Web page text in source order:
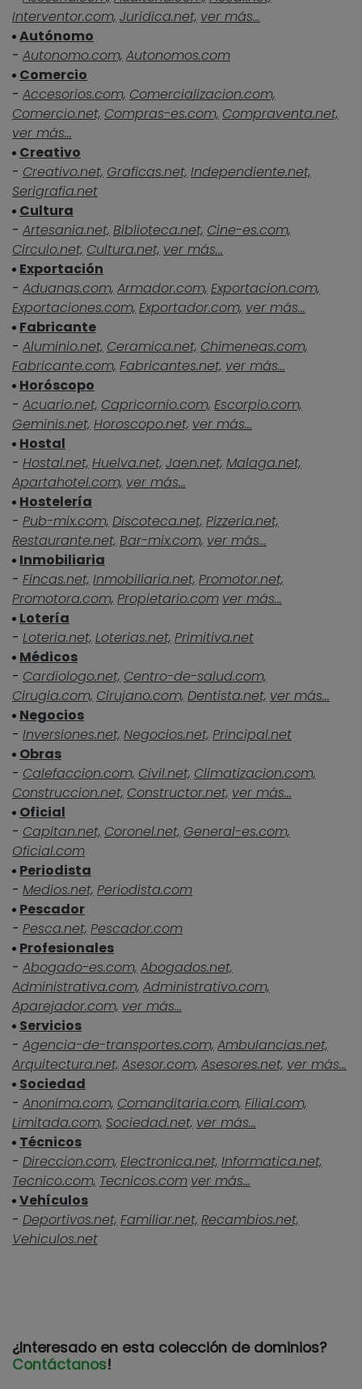
Interventor.com, Juridica.net, ver más...
Autónomo
- Autonomo.com, Autonomos.com
Comercio
- Accesorios.com, Comercializacion.com,
Comercio.net, Compras-es.com, Compraventa.net,
ver más...
Creativo
- Creativo.net, Graficas.net, Independiente.net,
Serigrafia.net
Cultura
- Artesania.net, Biblioteca.net, Cine-es.com,
Circulo.net, Cultura.net, ver más...
Exportación
- Aduanas.com, Armador.com, Exportacion.com,
Exportaciones.com, Exportador.com, ver más...
Fabricante
- Aluminio.net, Ceramica.net, Chimeneas.com,
Fabricante.com, Fabricantes.net, ver más...
Horóscopo
- Acuario.net, Capricornio.com, Escorpio.com,
Geminis.net, Horoscopo.net, ver más...
Hostal
- Hostal.net, Huelva.net, Jaen.net, Malaga.net,
Apartahotel.com, ver más...
Hostelería
- Pub-mix.com, Discoteca.net, Pizzeria.net,
Restaurante.net, Bar-mix.com, ver más...
Inmobiliaria
- Fincas.net, Inmobiliaria.net, Promotor.net,
Promotora.com, Propietario.com ver más...
Lotería
- Loteria.net, Loterias.net, Primitiva.net
Médicos
- Cardiologo.net, Centro-de-salud.com,
Cirugia.com, Cirujano.com, Dentista.net, ver más...
Negocios
- Inversiones.net, Negocios.net, Principal.net
Obras
- Calefaccion.com, Civil.net, Climatizacion.com,
Construccion.net, Constructor.net, ver más...
Oficial
- Capitan.net, Coronel.net, General-es.com,
Oficial.com
Periodista
- Medios.net, Periodista.com
Pescador
- Pesca.net, Pescador.com
Profesionales
- Abogado-es.com, Abogados.net,
Administrativa.com, Administrativo.com,
Aparejador.com, ver más...
Servicios
- Agencia-de-transportes.com, Ambulancias.net,
Arquitectura.net, Asesor.com, Asesores.net, ver más...
Sociedad
- Anonima.com, Comanditaria.com, Filial.com,
Limitada.com, Sociedad.net, ver más...
Técnicos
- Direccion.com, Electronica.net, Informatica.net,
Tecnico.com, Tecnicos.com ver más...
Vehículos
- Deportivos.net, Familiar.net, Recambios.net,
Vehiculos.net
¿Interesado en esta colección de dominios?
Contáctanos!